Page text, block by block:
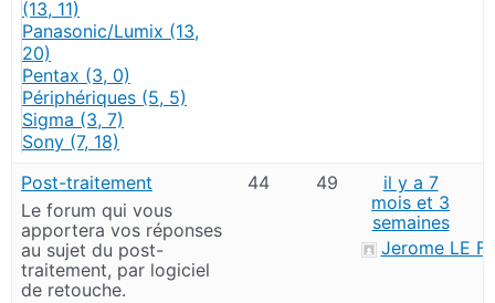
(13, 11)
Panasonic/Lumix (13,
20)
Pentax (3, 0)
Périphériques (5, 5)
Sigma (3, 7)
Sony (7, 18)
Post-traitement
Le forum qui vous
apportera vos réponses
au sujet du post-
traitement, par logiciel
de retouche.
44 49
il y a 7
mois et 3
semaines
Jerome LE